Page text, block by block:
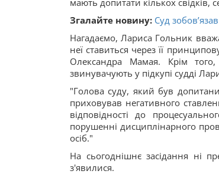
мають допитати кількох свідків,
Згалайте новину: Суд
Нагадаємо, Лариса Гольник
неї ставиться через її
Олександра Мамая. Крім
звинувачують у підкупі судді
"Голова суду, який був
приховував негативного
відповідності до
порушенні дисциплінарного
осіб."
На сьогоднішнє засідання ні
з'явилися.